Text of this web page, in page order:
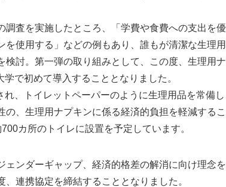
調査を実施したところ、「学費や食費への支出を
を使用する」などの例もあり、誰もが清潔な生理
検討。第一弾の取り組みとして、この度、生理用
で初めて導入することとなりました。
れ、トイレットペーパーのように生理用品を常備
の、生理用ナプキンに係る経済的負担を軽減する
カ所のトイレに設置を予定しています。
ェンダーギャップ、経済的格差の解消に向け理念
連携協定を締結することとなりました。